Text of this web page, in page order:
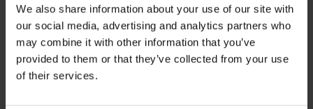
We also share information about your use of our site with
our social media, advertising and analytics partners who
may combine it with other information that you’ve
provided to them or that they’ve collected from your use
of their services.
Μαγιό δύο τεμαχίων Lucia
114,98 €
Αθλητικό μαγιό δύο
τεμαχίων NEONIC Ι
Έκπτωση
20,49 € Αρχική τιμή
40,98 €